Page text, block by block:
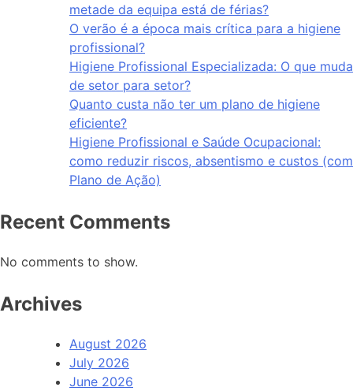
metade da equipa está de férias?
O verão é a época mais crítica para a higiene
profissional?
Higiene Profissional Especializada: O que muda
de setor para setor?
Quanto custa não ter um plano de higiene
eficiente?
Higiene Profissional e Saúde Ocupacional:
como reduzir riscos, absentismo e custos (com
Plano de Ação)
Recent Comments
No comments to show.
Archives
August 2026
July 2026
June 2026